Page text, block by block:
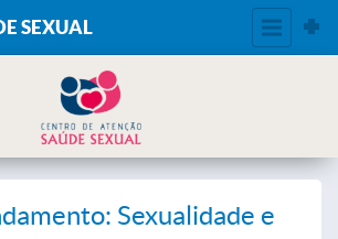
SEXUAL
Sexualidade e